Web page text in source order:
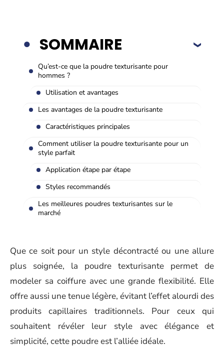
SOMMAIRE
Qu’est-ce que la poudre texturisante pour
hommes ?
Utilisation et avantages
Les avantages de la poudre texturisante
Caractéristiques principales
Comment utiliser la poudre texturisante pour un
style parfait
Application étape par étape
Styles recommandés
Les meilleures poudres texturisantes sur le
marché
Que ce soit pour un style décontracté ou une allure
plus soignée, la poudre texturisante permet de
modeler sa coiffure avec une grande flexibilité. Elle
offre aussi une tenue légère, évitant l’effet alourdi des
produits capillaires traditionnels. Pour ceux qui
souhaitent révéler leur style avec élégance et
simplicité, cette poudre est l’alliée idéale.